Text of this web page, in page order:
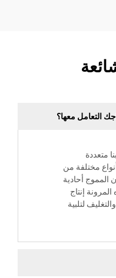
التعامل معها؟
متعددة
مختلفة من
المموج أحادية
المرونة إنتاج
لتلبية